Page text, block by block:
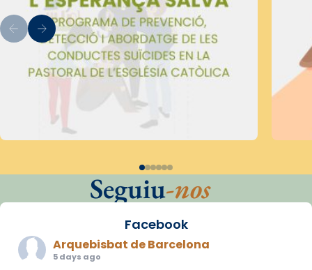
Seguiu-nos
Facebook
Arquebisbat de Barcelona
5 days ago